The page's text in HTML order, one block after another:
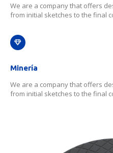
We are a company that offers
from initial sketches to the final
Minería
We are a company that offers
from initial sketches to the final